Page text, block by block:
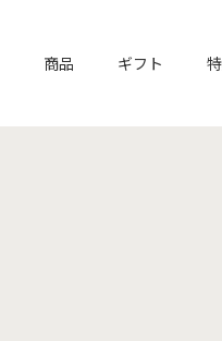
商品 ギフト